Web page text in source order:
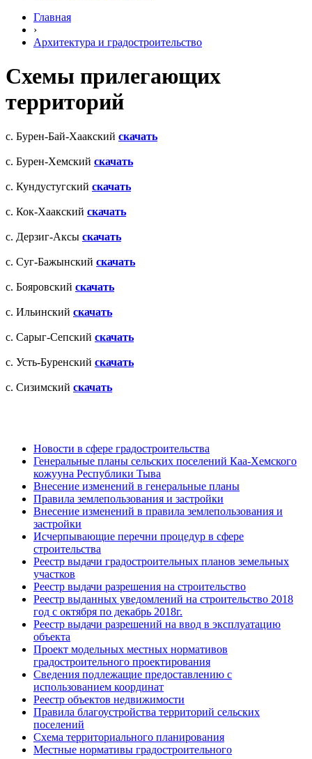
Главная
›
Архитектура и градостроительство
Схемы прилегающих
территорий
с. Бурен-Бай-Хаакский скачать
с. Бурен-Хемский скачать
с. Кундустугский скачать
с. Кок-Хаакский скачать
с. Дерзиг-Аксы скачать
с. Суг-Бажынский скачать
с. Бояровский скачать
с. Ильинский скачать
c. Сарыг-Сепский скачать
с. Усть-Буренский скачать
с. Сизимский скачать
Новости в сфере градостроительства
Генеральные планы сельских поселений Каа-Хемского
кожууна Республики Тыва
Внесение изменений в генеральные планы
Правила землепользования и застройки
Внесение изменений в правила землепользования и
застройки
Исчерпывающие перечни процедур в сфере
строительства
Реестр выдачи градостроительных планов земельных
участков
Реестр выдачи разрешения на строительство
Реестр выданных уведомлений на строительство 2018
год с октября по декабрь 2018г.
Реестр выдачи разрешений на ввод в эксплуатацию
объекта
Проект модельных местных нормативов
градостроительного проектирования
Сведения подлежащие предоставлению с
использованием координат
Реестр объектов недвижимости
Правила благоустройства территорий сельских
поселений
Схема территориального планирования
Местные нормативы градостроительного